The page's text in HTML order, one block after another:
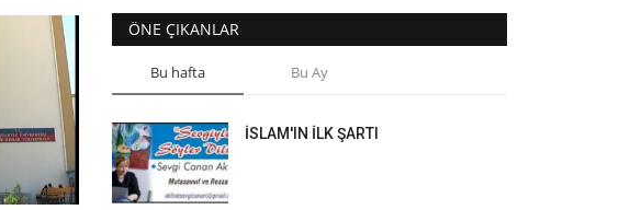
ÖNE ÇIKANLAR
Bu hafta Bu Ay
İSLAM'IN İLK ŞARTI